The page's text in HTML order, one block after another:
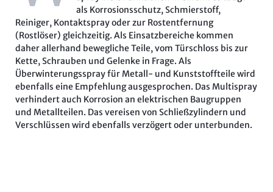
als Korrosionsschutz, Schmierstoff,
Reiniger, Kontaktspray oder zur Rostentfernung
(Rostlöser) gleichzeitig. Als Einsatzbereiche kommen
daher allerhand bewegliche Teile, vom Türschloss bis zur
Kette, Schrauben und Gelenke in Frage. Als
Überwinterungsspray für Metall- und Kunststoffteile wird
ebenfalls eine Empfehlung ausgesprochen. Das Multispray
verhindert auch Korrosion an elektrischen Baugruppen
und Metallteilen. Das vereisen von Schließzylindern und
Verschlüssen wird ebenfalls verzögert oder unterbunden.